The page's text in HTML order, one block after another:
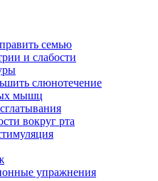
семью
и слабости
слюнотечение
мышц
вокруг рта
упражнения